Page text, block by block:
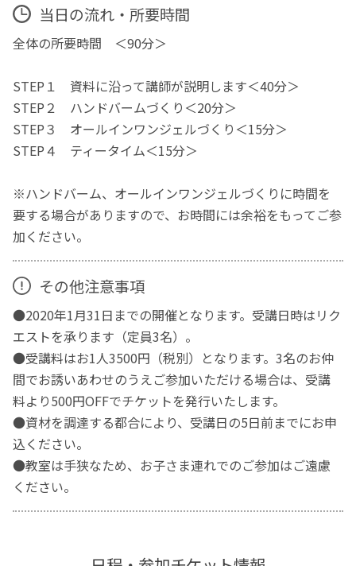
当日の流れ・所要時間
全体の所要時間 ＜90分＞
STEP１ 資料に沿って講師が説明します＜40分＞
STEP２ ハンドバームづくり＜20分＞
STEP３ オールインワンジェルづくり＜15分＞
STEP４ ティータイム＜15分＞
※ハンドバーム、オールインワンジェルづくりに時間を
要する場合がありますので、お時間には余裕をもってご参
加ください。
その他注意事項
●2020年1月31日までの開催となります。受講日時はリク
エストを承ります（定員3名）。
●受講料はお1人3500円（税別）となります。3名のお仲
間でお誘いあわせのうえご参加いただける場合は、受講
料より500円OFFでチケットを発行いたします。
●資材を調達する都合により、受講日の5日前までにお申
込ください。
●教室は手狭なため、お子さま連れでのご参加はご遠慮
ください。